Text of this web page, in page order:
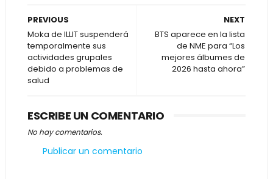
NEXT
BTS aparece en la lista
de NME para “Los
mejores álbumes de
2026 hasta ahora”
PREVIOUS
Moka de ILLIT suspenderá
temporalmente sus
actividades grupales
debido a problemas de
salud
ESCRIBE UN COMENTARIO
No hay comentarios.
Publicar un comentario